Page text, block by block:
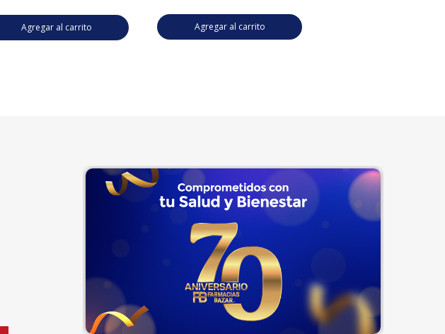
Agregar al carrito Agregar al carrito